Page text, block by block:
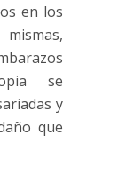
en los
se
y
que